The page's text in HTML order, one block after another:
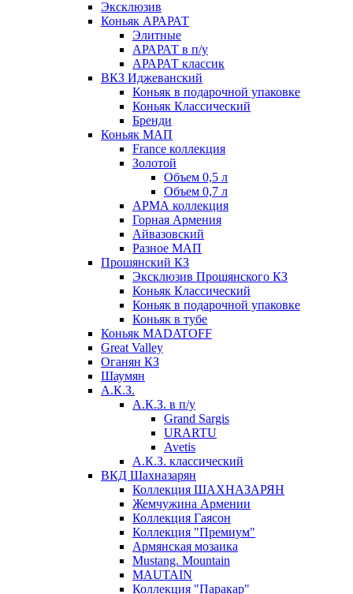
Эксклюзив
Коньяк АРАРАТ
Элитные
АРАРАТ в п/у
АРАРАТ классик
ВКЗ Иджеванский
Коньяк в подарочной упаковке
Коньяк Классический
Бренди
Коньяк МАП
France коллекция
Золотой
Объем 0,5 л
Объем 0,7 л
АРМА коллекция
Горная Армения
Айвазовский
Разное МАП
Прошянский КЗ
Эксклюзив Прошянского КЗ
Коньяк Классический
Коньяк в подарочной упаковке
Коньяк в тубе
Коньяк MADATOFF
Great Valley
Оганян КЗ
Шаумян
А.К.З.
А.К.З. в п/у
Grand Sargis
URARTU
Avetis
А.К.З. классический
ВКД Шахназарян
Коллекция ШАХНАЗАРЯН
Жемчужина Армении
Коллекция Гаясон
Коллекция "Премиум"
Армянская мозаика
Mustang. Mountain
MAUTAIN
Коллекция "Паракар"